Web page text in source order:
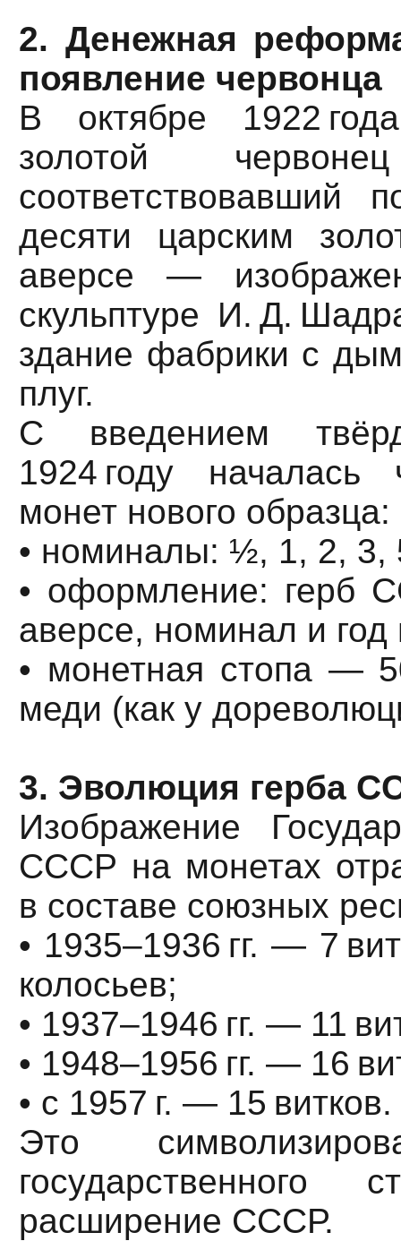
2. Денежная
появление червонца
В октябре 1922
золотой
соответствовавший
десяти царским
аверсе —
скульптуре И. Д.
здание фабрики с
плуг.
С введением
1924 году началась
монет нового образца:
• номиналы: ½, 1, 2, 3,
• оформление: герб
аверсе, номинал и год
• монетная стопа —
меди (как у
3. Эволюция герба
Изображение
СССР на монетах
в составе союзных
• 1935–1936 гг. — 7
колосьев;
• 1937–1946 гг. — 11
• 1948–1956 гг. — 16
• с 1957 г. — 15 витков.
Это
государственного
расширение СССР.